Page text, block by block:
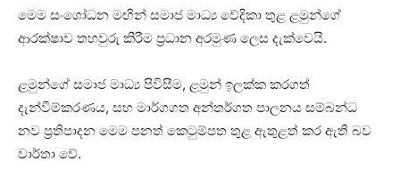
මෙම සංශෝධන මඟින් සමාජ මාධ්‍ය වේදිකා තුළ ළමුන්ගේ
ආරක්ෂාව තහවුරු කිරීම ප්‍රධාන අරමුණ ලෙස දැක්වෙයි.
ළමුන්ගේ සමාජ මාධ්‍ය පිවිසීම, ළමුන් ඉලක්ක කරගත්
දැන්වීම්කරණය, සහ මාර්ගගත අන්තර්ගත පාලනය සම්බන්ධ
නව ප්‍රතිපාදන මෙම පනත් කෙටුම්පත තුළ ඇතුළත් කර ඇති බව
වාර්තා වේ.